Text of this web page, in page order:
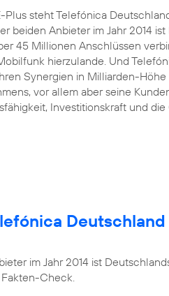
steht Telefónica
beiden Anbieter im Jahr 2014
45 Millionen Anschlüssen
hierzulande. Und
Synergien in Milliarden-Höhe
vor allem aber seine
Investitionskraft und die
im Jahr 2014 ist
Check.